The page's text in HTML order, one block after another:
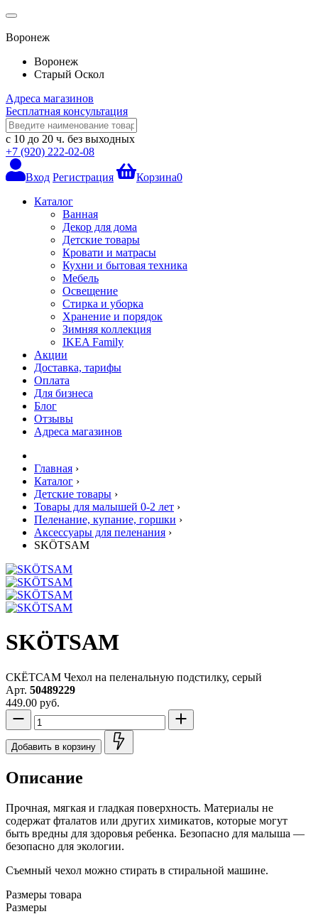
Воронеж
Воронеж
Старый Оскол
Адреса магазинов
Бесплатная консультация
с 10 до 20 ч. без выходных
+7 (920) 222-02-08
Вход Регистрация Корзина0
Каталог
Ванная
Декор для дома
Детские товары
Кровати и матрасы
Кухни и бытовая техника
Мебель
Освещение
Стирка и уборка
Хранение и порядок
Зимняя коллекция
IKEA Family
Акции
Доставка, тарифы
Оплата
Для бизнеса
Блог
Отзывы
Адреса магазинов
Главная ›
Каталог ›
Детские товары ›
Товары для малышей 0-2 лет ›
Пеленание, купание, горшки ›
Аксессуары для пеленания ›
SKÖTSAM
SKÖTSAM
СКЁТСАМ Чехол на пеленальную подстилку, серый
Арт. 50489229
449.00 руб.
Добавить в корзину
Описание
Прочная, мягкая и гладкая поверхность. Материалы не
содержат фталатов или других химикатов, которые могут
быть вредны для здоровья ребенка. Безопасно для малыша —
безопасно для экологии.
Съемный чехол можно стирать в стиральной машине.
Размеры товара
Размеры